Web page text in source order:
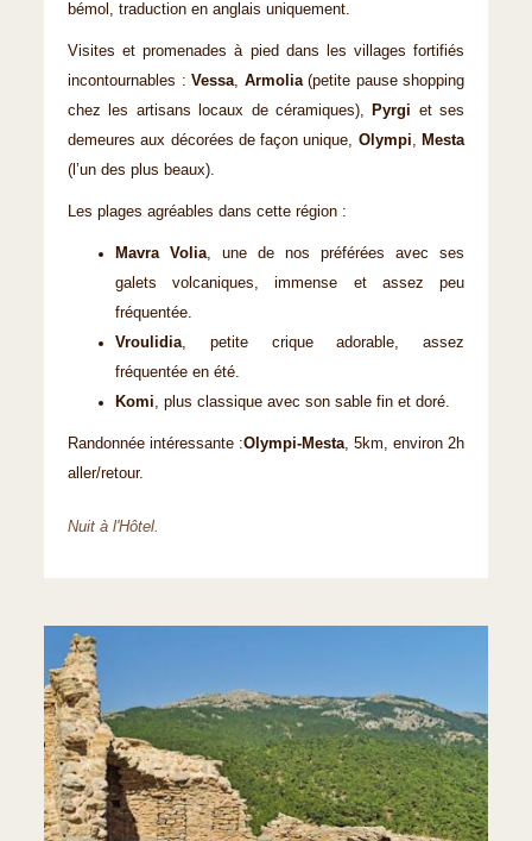
bémol, traduction en anglais uniquement.
Visites et promenades à pied dans les villages fortifiés
incontournables : Vessa, Armolia(petite pause shopping
chez les artisans locaux de céramiques),
Pyrgi et ses
demeures aux décorées de façon unique, Olympi, Mesta
(l’un des plus beaux).
Les plages agréables dans cette région :
Mavra Volia, une de nos préférées avec ses
galets volcaniques, immense et assez peu
fréquentée.
Vroulidia, petite crique adorable, assez
fréquentée en été.
Komi, plus classique avec son sable fin et doré.
Randonnée intéressante :Olympi-Mesta, 5km, environ 2h
aller/retour.
Nuit à l'Hôtel.